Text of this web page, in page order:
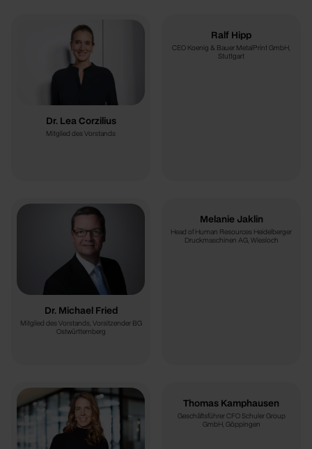
Dr. Lea Corzilius
Mitglied des Vorstands
Ralf Hipp
CEO Koenig & Bauer MetalPrint GmbH,
Stuttgart
Dr. Michael Fried
Mitglied des Vorstands, Vorsitzender BG
Ostwürttemberg
Melanie Jaklin
Head of Human Resources Heidelberger
Druckmaschinen AG, Wiesloch
Thomas Kamphausen
Geschäftsführer CFO Schuler Group
GmbH, Göppingen